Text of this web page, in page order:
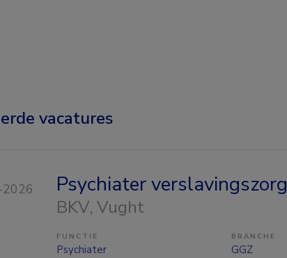
vacatures
Psychiater verslavingszorg
BKV, Vught
FUNCTIE
Psychiater
BRANCHE
GGZ